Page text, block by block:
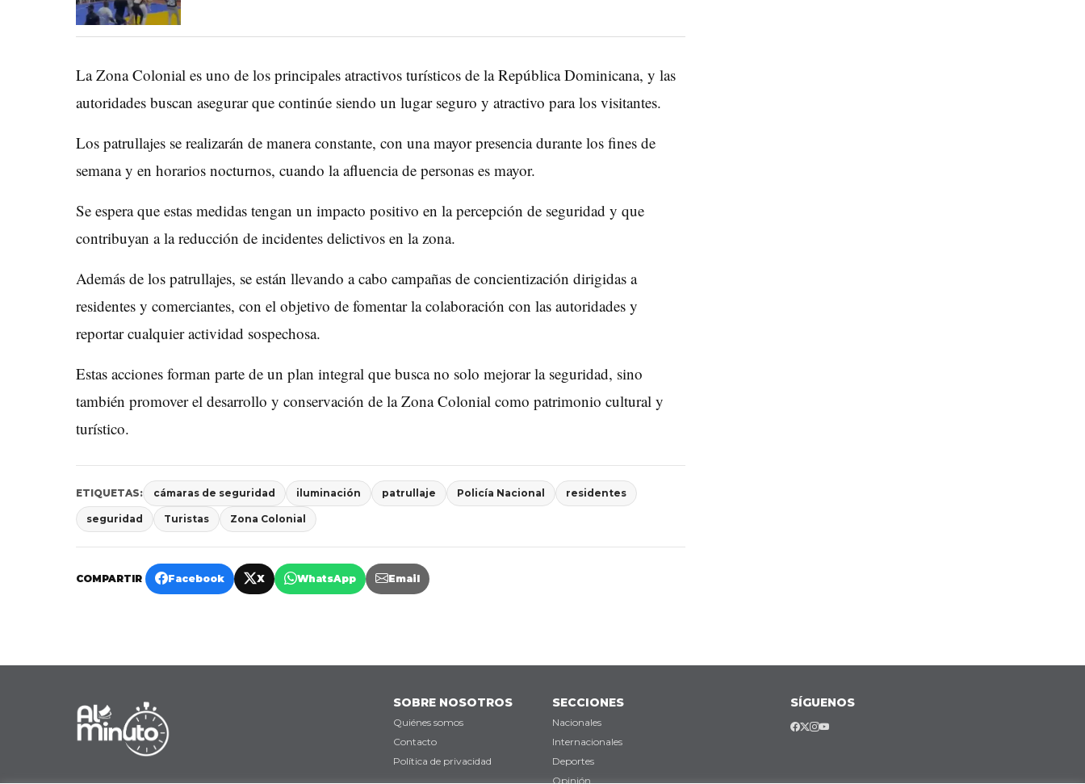
La Zona Colonial es uno de los principales atractivos turísticos de la República Dominicana, y las
autoridades buscan asegurar que continúe siendo un lugar seguro y atractivo para los visitantes.
Los patrullajes se realizarán de manera constante, con una mayor presencia durante los fines de
semana y en horarios nocturnos, cuando la afluencia de personas es mayor.
Se espera que estas medidas tengan un impacto positivo en la percepción de seguridad y que
contribuyan a la reducción de incidentes delictivos en la zona.
Además de los patrullajes, se están llevando a cabo campañas de concientización dirigidas a
residentes y comerciantes, con el objetivo de fomentar la colaboración con las autoridades y
reportar cualquier actividad sospechosa.
Estas acciones forman parte de un plan integral que busca no solo mejorar la seguridad, sino
también promover el desarrollo y conservación de la Zona Colonial como patrimonio cultural y
turístico.
ETIQUETAS: cámaras de seguridad iluminación patrullaje Policía Nacional residentes
seguridad Turistas Zona Colonial
COMPARTIR Facebook X WhatsApp Email
SOBRE NOSOTROS
Quiénes somos
Contacto
Política de privacidad
SECCIONES
Nacionales
Internacionales
Deportes
Opinión
SÍGUENOS